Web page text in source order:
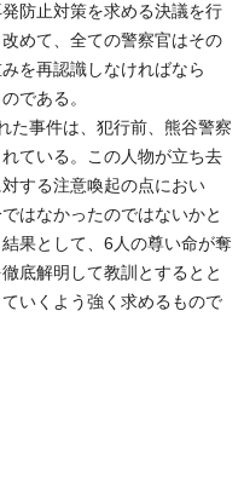
防止対策を求める決議を行
めて、全ての警察官はその
を再認識しなければなら
である。
た事件は、犯行前、熊谷警察
ている。この人物が立ち去
する注意喚起の点におい
はなかったのではないかと
果として、6人の尊い命が奪
底解明して教訓とするとと
いくよう強く求めるもので